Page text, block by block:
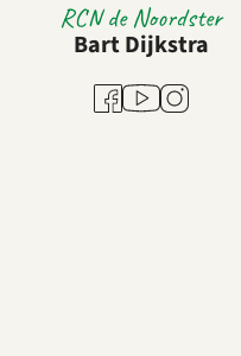
RCN de Noordster
Bart Dijkstra
Facebook
YoutubeInstagram